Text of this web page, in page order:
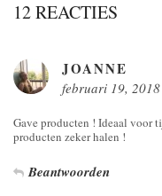
12 REACTIES
JOANNE
februari 19,
Gave producten ! Ideaal voor
producten zeker halen !
Beantwoorden